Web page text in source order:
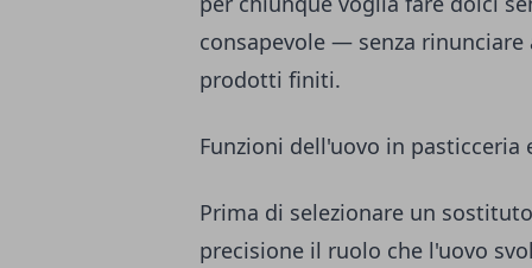
consapevole — senza
prodotti finiti.
Funzioni dell'uovo in
Prima di selezionare un
precisione il ruolo che l'uovo